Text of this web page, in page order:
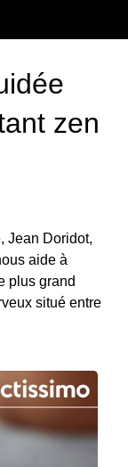
zen
Jean Doridot,
aide à
plus grand
situé entre